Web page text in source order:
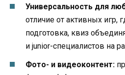
Универсальность для
отличие от активных игр,
подготовка, квиз
и junior-специалистов на
Фото- и видеоконтент: